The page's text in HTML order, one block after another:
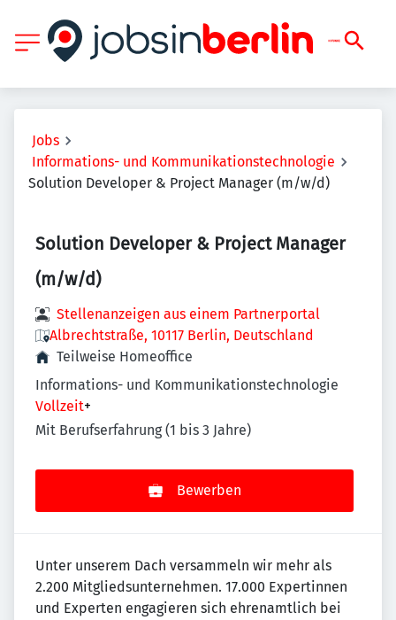
Jobs
Informations- und Kommunikationstechnologie
Solution Developer & Project Manager (m/w/d)
Solution Developer & Project Manager
(m/w/d)
Stellenanzeigen aus einem Partnerportal
Albrechtstraße, 10117 Berlin, Deutschland
Teilweise Homeoffice
Informations- und Kommunikationstechnologie
Vollzeit+
Mit Berufserfahrung (1 bis 3 Jahre)
Bewerben
Unter unserem Dach versammeln wir mehr als
2.200 Mitgliedsunternehmen. 17.000 Expertinnen
und Experten engagieren sich ehrenamtlich bei